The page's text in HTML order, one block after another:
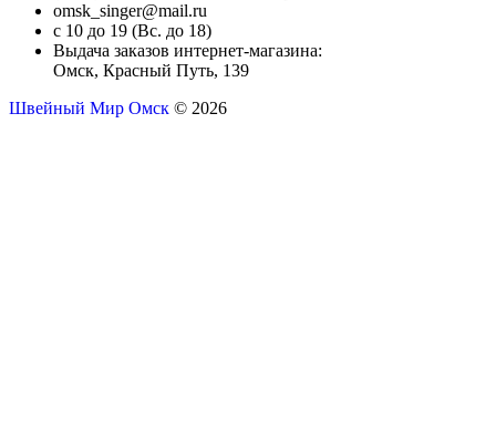
omsk_singer@mail.ru
с 10 до 19 (Вс. до 18)
Выдача заказов интернет-магазина:
Омск, Красный Путь, 139
Швейный Мир Омск © 2026